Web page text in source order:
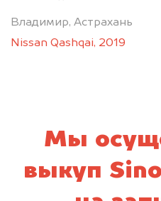
Владимир, Астрахань
Nissan Qashqai, 2019
политикой
Мы
выкуп